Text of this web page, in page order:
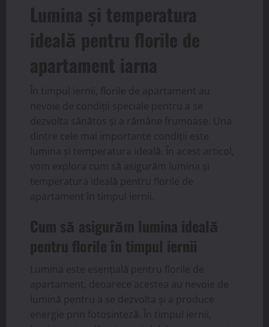
Lumina și temperatura
ideală pentru florile de
apartament iarna
În timpul iernii, florile de apartament au
nevoie de condiții speciale pentru a se
dezvolta sănătos și a rămâne frumoase. Una
dintre cele mai importante condiții este
lumina și temperatura ideală. În acest articol,
vom explora cum să asigurăm lumina și
temperatura ideală pentru florile de
apartament în timpul iernii.
Cum să asigurăm lumina ideală
pentru florile în timpul iernii
Lumina este esențială pentru florile de
apartament, deoarece acestea au nevoie de
lumină pentru a se dezvolta și a produce
energie prin fotosinteză. În timpul iernii,